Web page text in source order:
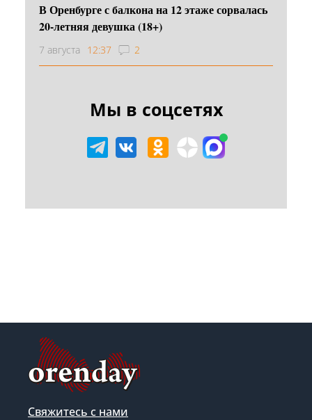
В Оренбурге с балкона на 12 этаже сорвалась
20-летняя девушка (18+)
7 августа 12:37 2
Мы в соцсетях
Свяжитесь с нами